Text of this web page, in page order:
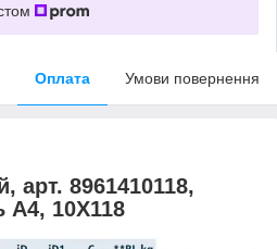
Оплата Умови повернення
арт. 8961410118,
А4, 10X118